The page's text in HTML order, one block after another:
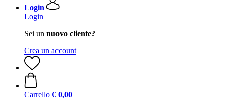
Login
Login
Sei un nuovo cliente?
Crea un account
Carrello € 0,00